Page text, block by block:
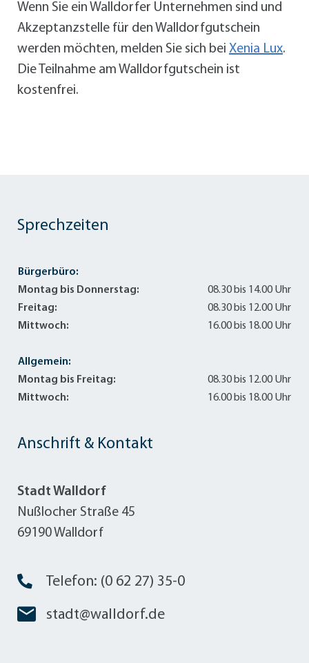
Wenn Sie ein Walldorfer Unternehmen sind und
Akzeptanzstelle für den Walldorfgutschein
werden möchten, melden Sie sich bei Xenia Lux.
Die Teilnahme am Walldorfgutschein ist
kostenfrei.
Anschrift & Kontakt
Stadt Walldorf
Nußlocher Straße 45
69190 Walldorf
Telefon: (0 62 27) 35-0
stadt@walldorf.de
Sprechzeiten
Bürgerbüro:
Montag bis Donnerstag:
08.30 bis 14.00 Uhr
Freitag:
08.30 bis 12.00 Uhr
Mittwoch:
16.00 bis 18.00 Uhr
Allgemein:
Montag bis Freitag:
08.30 bis 12.00 Uhr
Mittwoch:
16.00 bis 18.00 Uhr